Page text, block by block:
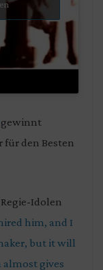
für den Besten
Idolen
him, and I
but it will
almost gives